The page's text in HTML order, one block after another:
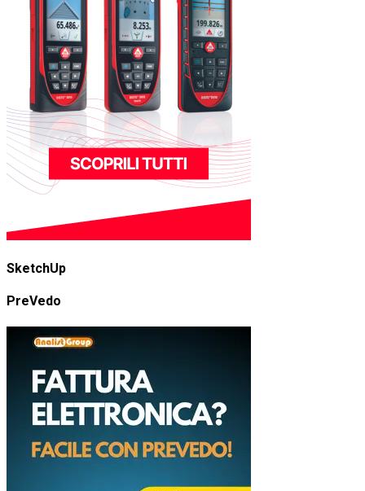
SketchUp
PreVedo